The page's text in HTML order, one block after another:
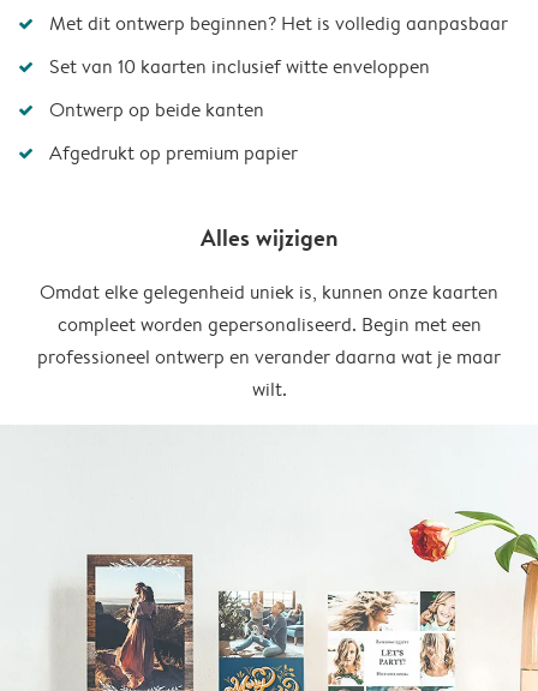
Met dit ontwerp beginnen? Het is volledig aanpasbaar
Set van 10 kaarten inclusief witte enveloppen
Ontwerp op beide kanten
Afgedrukt op premium papier
Alles wijzigen
Omdat elke gelegenheid uniek is, kunnen onze kaarten
compleet worden gepersonaliseerd. Begin met een
professioneel ontwerp en verander daarna wat je maar
wilt.